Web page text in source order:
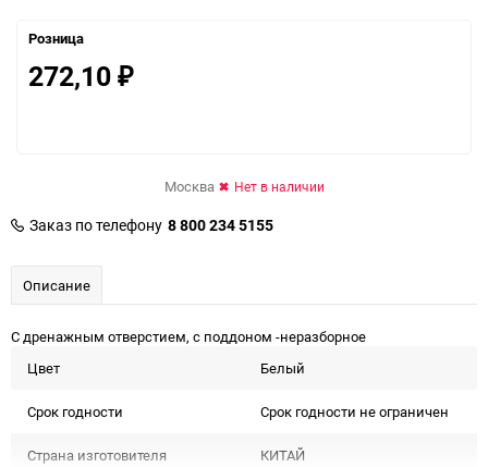
Розница
272,10 ₽
Москва Нет в наличии
Заказ по телефону 8 800 234 5155
Описание
С дренажным отверстием, с поддоном -неразборное
Цвет
Белый
Срок годности Срок годности не ограничен
Страна изготовителя КИТАЙ